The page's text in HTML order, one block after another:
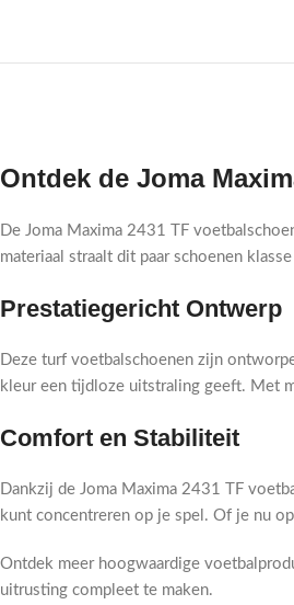
Ontdek de Joma
De Joma Maxima 2431 TF
materiaal straalt dit paar schoenen
Prestatiegericht Ontwerp
Deze turf voetbalschoenen zijn
kleur een tijdloze uitstraling geeft. Met
Comfort en Stabiliteit
Dankzij de Joma Maxima 2431 TF
kunt concentreren op je spel. Of je nu
Ontdek meer hoogwaardige
uitrusting compleet te maken.